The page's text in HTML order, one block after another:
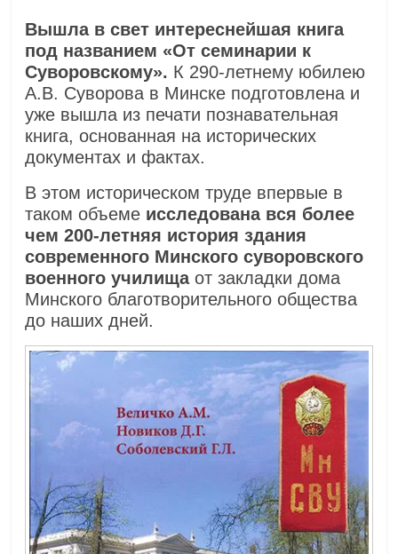
Вышла в свет интереснейшая книга
под названием «От семинарии к
Суворовскому». К 290-летнему юбилею
А.В. Суворова в Минске подготовлена и
уже вышла из печати познавательная
книга, основанная на исторических
документах и фактах.
В этом историческом труде впервые в
таком объеме исследована вся более
чем 200-летняя история здания
современного Минского суворовского
военного училищаот закладки дома
Минского благотворительного общества
до наших дней.